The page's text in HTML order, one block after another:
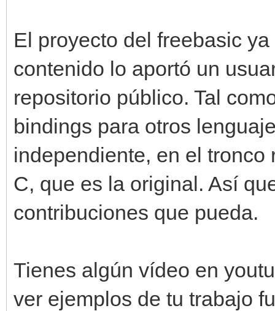
El proyecto del freebasic
contenido lo aportó un
repositorio público. Tal
bindings para otros
independiente, en el
C, que es la original. Así
contribuciones que pueda.
Tienes algún vídeo en
ver ejemplos de tu trabajo